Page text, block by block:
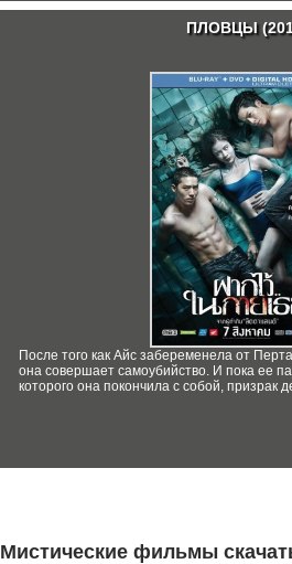
ПЛОВЦЫ
После того как Айс забеременела от
она совершает самоубийство. И пока ее
которого она покончила с собой, призрак
Мистические фильмы